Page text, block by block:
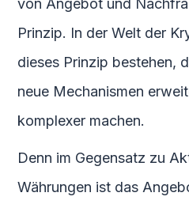
Prinzip. In der Welt der
dieses Prinzip bestehen,
neue Mechanismen
komplexer machen.
Denn im Gegensatz zu
Währungen ist das